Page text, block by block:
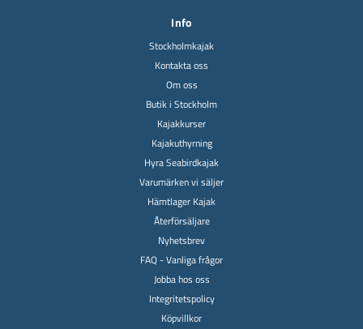
Info
Stockholmkajak
Kontakta oss
Om oss
Butik i Stockholm
Kajakkurser
Kajakuthyrning
Hyra Seabirdkajak
Varumärken vi säljer
Hämtlager Kajak
Återförsäljare
Nyhetsbrev
FAQ - Vanliga frågor
Jobba hos oss
Integritetspolicy
Köpvillkor